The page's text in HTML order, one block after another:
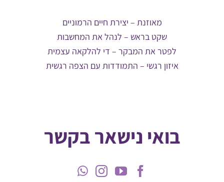
מאוזנת – יצירת חיים הרמוניים
שקט בראש – לנהל את המחשבות
לפטר את המבקר – די להלקאה עצמית
איזון רגשי – התמודדות עם הצפה רגשית
בואי נישאר בקשר